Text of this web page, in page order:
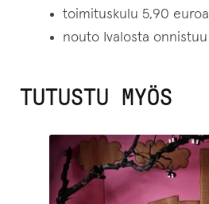
toimituskulu 5,90 euroa
nouto Ivalosta onnistuu
TUTUSTU MYÖS